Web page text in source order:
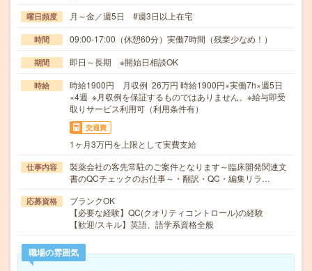
曜日頻度 月～金／週5日 #週3日以上在宅
時間 09:00-17:00（休憩60分）実働7時間（残業少なめ！）
期間 即日～長期 ※開始日相談OK
時給
時給1900円 月収例 26万円 時給1900円×実働7h×週5日
×4週 ※月収例を保証するものではありません。※給与即受
取りサービス利用可（利用条件有）
交通費
1ヶ月3万円を上限として実費支給
仕事内容
製薬会社の客先常駐のご案件となります～臨床開発関連文
書のQCチェックのお仕事～・翻訳・QC・編集リラ…
応募資格
ブランクOK
【必要な経験】QC(クオリティコントロール)の経験
【歓迎/スキル】英語、語学系資格全般
職場の雰囲気